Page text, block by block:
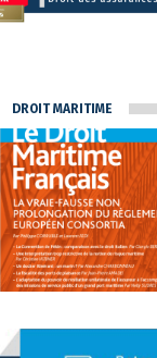
DROIT MARITIME